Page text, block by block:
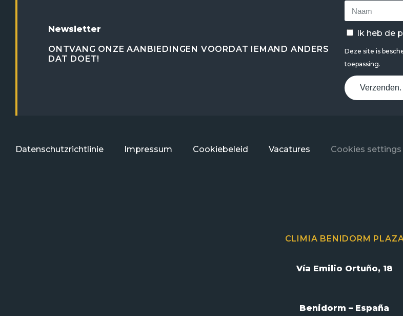
Newsletter
ONTVANG ONZE AANBIEDINGEN VOORDAT IEMAND ANDERS
DAT DOET!
Ik heb de
Deze site is
toepassing.
Verzenden.
Datenschutzrichtlinie Impressum Cookiebeleid Vacatures Cookies settings
CLIMIA BENIDORM
Vía Emilio Ortuño, 18
Benidorm – España